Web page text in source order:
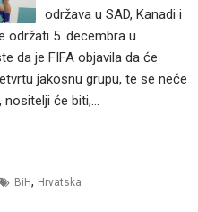
održava u SAD, Kanadi i
održati 5. decembra u
da je FIFA objavila da će
jakosnu grupu, te se neće
nositelji će biti,…
BiH, Hrvatska